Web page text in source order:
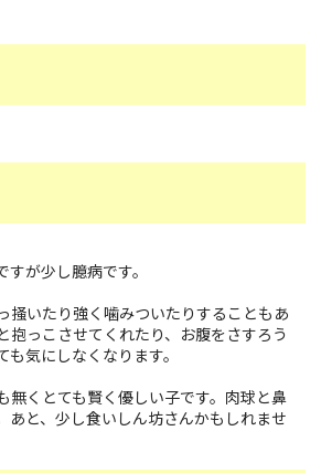
が少し臆病です。
掻いたり強く噛みついたりすることもあ
抱っこさせてくれたり、お腹をさすろう
気にしなくなります。
無くとても賢く優しい子です。肉球と鼻
あと、少し食いしん坊さんかもしれませ